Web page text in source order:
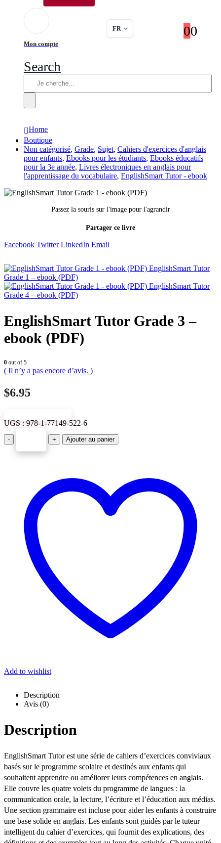
Mon compte
FR 00
Search
Home
Boutique
Non catégorisé, Grade, Sujet, Cahiers d'exercices d'anglais
pour enfants, Ebooks pour les étudiants, Ebooks éducatifs
pour la 3e année, Livres électroniques en anglais pour
l'apprentissage du vocabulaire, EnglishSmart Tutor - ebook
Passez la souris sur l'image pour l'agrandir
Partager ce livre
Facebook Twitter LinkedIn Email
EnglishSmart Tutor
Grade 1 – ebook (PDF)
EnglishSmart Tutor
Grade 4 – ebook (PDF)
EnglishSmart Tutor Grade 3 –
ebook (PDF)
0 out of 5
( Il n’y a pas encore d’avis. )
$6.95
UGS :978-1-77149-522-6
- + Ajouter au panier
Add to wishlist
Description
Avis (0)
Description
EnglishSmart Tutor est une série de cahiers d’exercices conviviaux
basés sur le programme scolaire et destinés aux enfants qui
souhaitent apprendre ou améliorer leurs compétences en anglais.
Elle couvre les quatre volets du programme de langues : la
communication orale, la lecture, l’écriture et l’éducation aux médias.
Une section grammaire est incluse pour aider les enfants à construire
une base solide en anglais. Les enfants sont guidés par le tuteur
intelligent du cahier d’exercices, qui fournit des explications, des